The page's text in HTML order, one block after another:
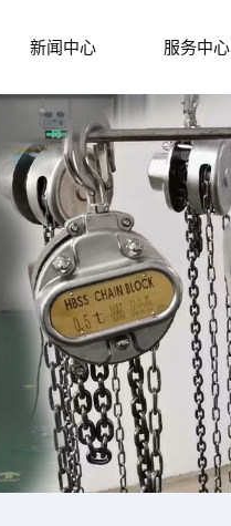
新闻中心 服务中心